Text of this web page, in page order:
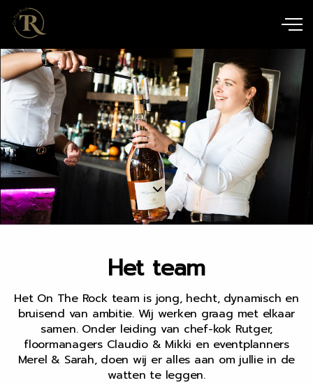
Het team
Het On The Rock team is jong, hecht, dynamisch en
bruisend van ambitie. Wij werken graag met elkaar
samen. Onder leiding van chef-kok Rutger,
floormanagers Claudio & Mikki en eventplanners
Merel & Sarah, doen wij er alles aan om jullie in de
watten te leggen.